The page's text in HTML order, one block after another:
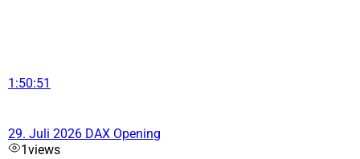
1:50:51
29. Juli 2026 DAX Opening
1views